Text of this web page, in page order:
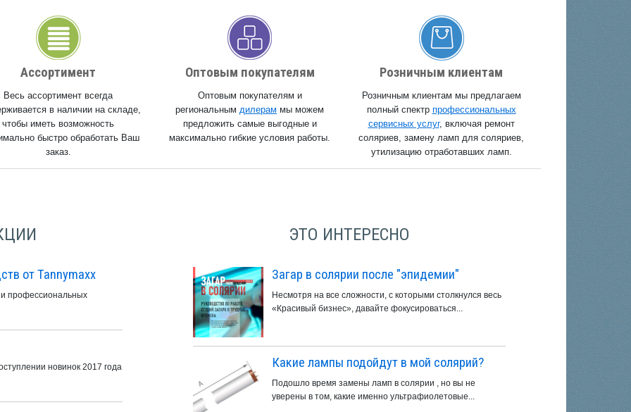
Ассортимент
Весь ассортимент всегда
в наличии на складе,
чтобы иметь возможность
быстро обработать Ваш
заказ.
Оптовым покупателям
Оптовым покупателям и
региональнымдилерам мы можем
предложить самые выгодные и
максимально гибкие условия работы.
Розничным клиентам
Розничным клиентам мы предлагаем
полный спектр профессиональных
сервисных услуг, включая ремонт
соляриев, замену ламп для соляриев,
утилизацию отработавших ламп.
от Tannymaxx
профессиональных
новинок 2017 года
ЭТО ИНТЕРЕСНО
Загар в солярии после "эпидемии"
Несмотря на все сложности, с которыми столкнулся весь
«Красивый бизнес», давайте фокусироваться...
Какие лампы подойдут в мой солярий?
Подошло время замены ламп в солярии , но вы не
уверены в том, какие именно ультрафиолетовые...